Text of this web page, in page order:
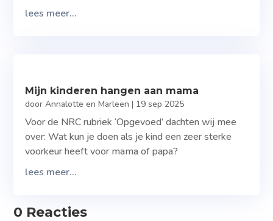
lees meer...
Mijn kinderen hangen aan mama
doorAnnalotte en Marleen | 19 sep 2025
Voor de NRC rubriek ‘Opgevoed’ dachten wij mee
over: Wat kun je doen als je kind een zeer sterke
voorkeur heeft voor mama of papa?
lees meer...
0 Reacties